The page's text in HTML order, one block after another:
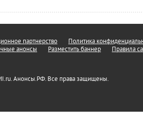
партнерство
Политика
анонсы Разместить баннер Правила
Анонсы.РФ. Все права защищены.